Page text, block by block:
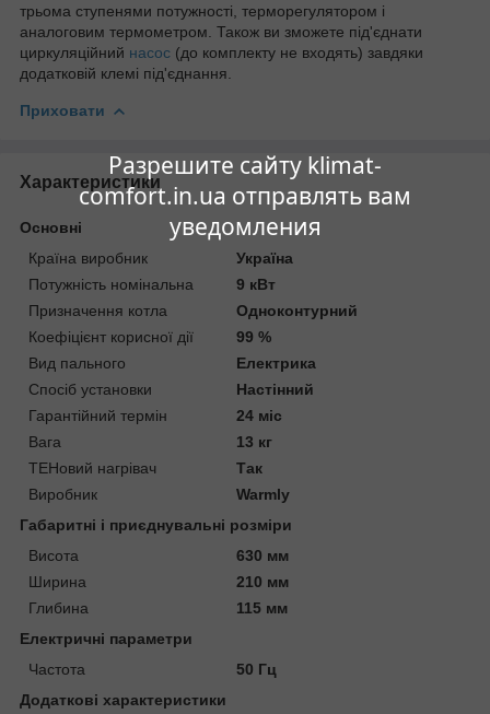
Разрешите сайту klimat-
comfort.in.ua отправлять вам
уведомления
трьома ступенями потужності, терморегулятором і
аналоговим термометром. Також ви зможете під'єднати
циркуляційний насос (до комплекту не входять) завдяки
додатковій клемі під'єднання.
Приховати
Характеристики
Основні
Країна виробник
Україна
Потужність номінальна
9 кВт
Призначення котла
Одноконтурний
Коефіцієнт корисної дії
99 %
Вид пального
Електрика
Спосіб установки
Настінний
Гарантійний термін
24 міс
Вага
13 кг
ТЕНовий нагрівач
Так
Виробник
Warmly
Габаритні і приєднувальні розміри
Висота
630 мм
Ширина
210 мм
Глибина
115 мм
Електричні параметри
Частота
50 Гц
Додаткові характеристики